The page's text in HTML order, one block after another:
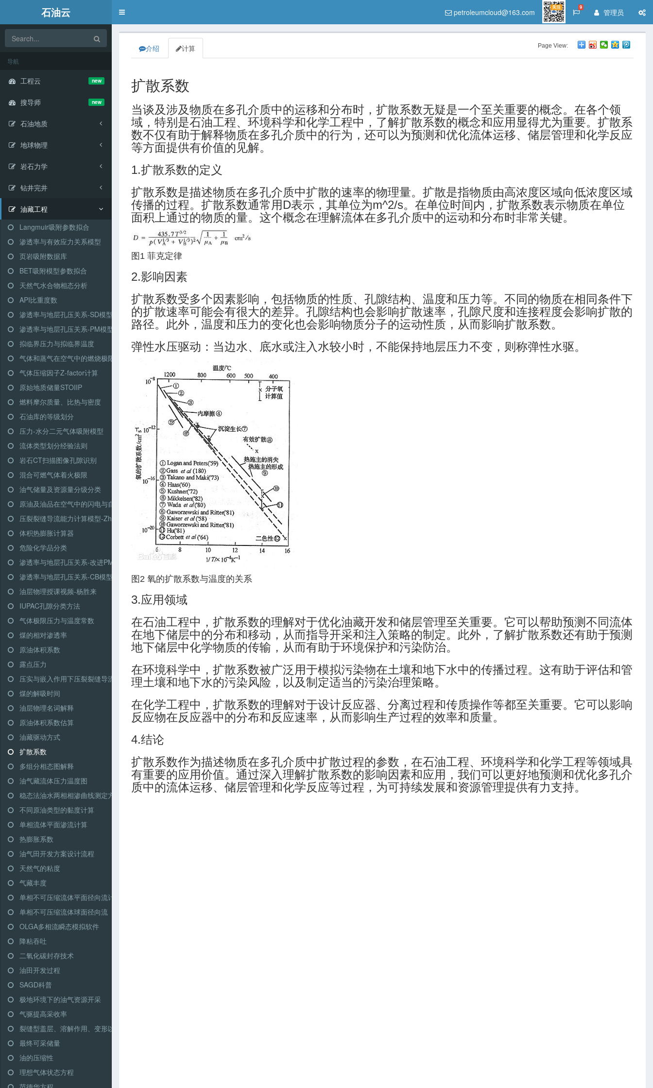
石油云
Toggle
petroleumcloud@163.com
关注 9
管理员
导航
工程云 new
搜导师 new
石油地质
地球物理
岩石力学
钻井完井
油藏工程
Langmuir吸附参数拟合
渗透率与有效应力关系模型
页岩吸附数据库
BET吸附模型参数拟合
天然气水合物相态分析
API比重度数
渗透率与地层孔压关系-SD模型
渗透率与地层孔压关系-PM模型
拟临界压力与拟临界温度
气体和蒸气在空气中的燃烧极限
气体压缩因子Z-factor计算
原始地质储量STOIIP
燃料摩尔质量、比热与密度
石油库的等级划分
压力-水分二元气体吸附模型
流体类型划分经验法则
岩石CT扫描图像孔隙识别
混合可燃气体着火极限
油气储量及资源量分级分类
原油及油品在空气中的闪电与自燃点
压裂裂缝导流能力计算模型-Zhang G.X.
体积热膨胀计算器
危险化学品分类
渗透率与地层孔压关系-改进PM模型
渗透率与地层孔压关系-CB模型
油层物理授课视频-杨胜来
IUPAC孔隙分类方法
气体极限压力与温度常数
煤的相对渗透率
原油体积系数
露点压力
压实与嵌入作用下压裂裂缝导流能力模型
煤的解吸时间
油层物理名词解释
原油体积系数估算
油藏驱动方式
扩散系数
多组分相态图解释
油气藏流体压力温度图
稳态法油水两相相渗曲线测定方法
不同原油类型的黏度计算
单相流体平面渗流计算
热膨胀系数
油气田开发方案设计流程
天然气的粘度
气藏丰度
单相不可压缩流体平面径向流计算
单相不可压缩流体球面径向流
OLGA多相流瞬态模拟软件
降粘吞吐
二氧化碳封存技术
油田开发过程
SAGD科普
极地环境下的油气资源开采
气驱提高采收率
裂缝型盖层、溶解作用、变形以及二氧化碳封存完整性
最终可采储量
油的压缩性
理想气体状态方程
介绍 计算 Page View:
扩散系数
当谈及涉及物质在多孔介质中的运移和分布时，扩散系数无疑是一个至关重要的概念。在各个领
域，特别是石油工程、环境科学和化学工程中，了解扩散系数的概念和应用显得尤为重要。扩散系
数不仅有助于解释物质在多孔介质中的行为，还可以为预测和优化流体运移、储层管理和化学反应
等方面提供有价值的见解。
1.扩散系数的定义
扩散系数是描述物质在多孔介质中扩散的速率的物理量。扩散是指物质由高浓度区域向低浓度区域
传播的过程。扩散系数通常用D表示，其单位为m^2/s。在单位时间内，扩散系数表示物质在单位
面积上通过的物质的量。这个概念在理解流体在多孔介质中的运动和分布时非常关键。
图1 菲克定律
2.影响因素
扩散系数受多个因素影响，包括物质的性质、孔隙结构、温度和压力等。不同的物质在相同条件下
的扩散速率可能会有很大的差异。孔隙结构也会影响扩散速率，孔隙尺度和连接程度会影响扩散的
路径。此外，温度和压力的变化也会影响物质分子的运动性质，从而影响扩散系数。
弹性水压驱动：当边水、底水或注入水较小时，不能保持地层压力不变，则称弹性水驱。
图2 氧的扩散系数与温度的关系
3.应用领域
在石油工程中，扩散系数的理解对于优化油藏开发和储层管理至关重要。它可以帮助预测不同流体
在地下储层中的分布和移动，从而指导开采和注入策略的制定。此外，了解扩散系数还有助于预测
地下储层中化学物质的传输，从而有助于环境保护和污染防治。
在环境科学中，扩散系数被广泛用于模拟污染物在土壤和地下水中的传播过程。这有助于评估和管
理土壤和地下水的污染风险，以及制定适当的污染治理策略。
在化学工程中，扩散系数的理解对于设计反应器、分离过程和传质操作等都至关重要。它可以影响
反应物在反应器中的分布和反应速率，从而影响生产过程的效率和质量。
4.结论
扩散系数作为描述物质在多孔介质中扩散过程的参数，在石油工程、环境科学和化学工程等领域具
有重要的应用价值。通过深入理解扩散系数的影响因素和应用，我们可以更好地预测和优化多孔介
质中的流体运移、储层管理和化学反应等过程，为可持续发展和资源管理提供有力支持。